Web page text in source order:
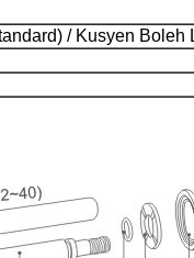
/ Kusyen Boleh